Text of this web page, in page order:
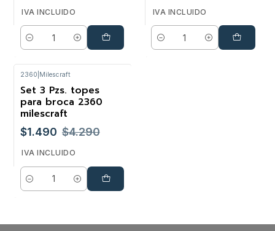
IVA INCLUIDO
Cantidad
IVA INCLUIDO
Cantidad
-65%
2360 Milescraft
Set 3 Pzs. topes
para broca 2360
milescraft
$1.490 $4.290
IVA INCLUIDO
Cantidad